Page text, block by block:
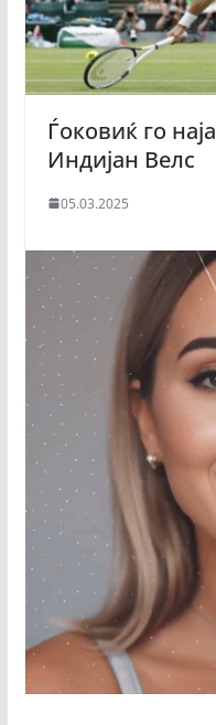
Ѓоковиќ го
Индијан Велс
05.03.2025